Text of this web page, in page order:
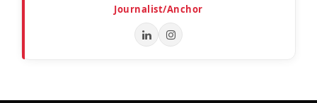
Journalist/Anchor